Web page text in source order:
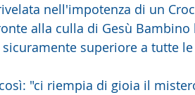
nell'impotenza di un
alla culla di Gesù Bambino
superiore a tutte
"ci riempia di gioia il